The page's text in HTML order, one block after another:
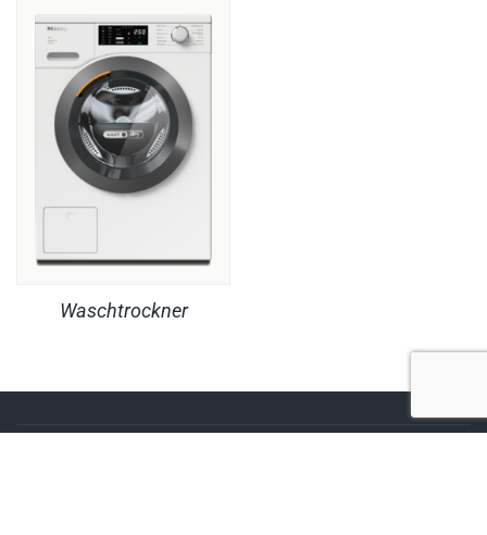
Waschtrockner